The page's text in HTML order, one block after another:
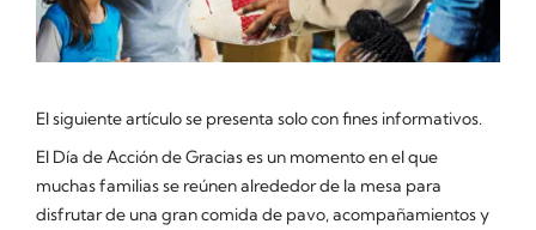
El siguiente artículo se presenta solo con fines informativos.
El Día de Acción de Gracias es un momento en el que
muchas familias se reúnen alrededor de la mesa para
disfrutar de una gran comida de pavo, acompañamientos y